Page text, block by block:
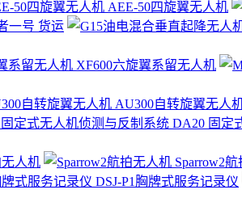
AEE-50四旋翼无人机
一号 货运
XF600六旋翼系留无人机
AU300自转旋翼无人
DA20 固定
人机
Sparrow2
DSJ-P1胸牌式服务记录仪